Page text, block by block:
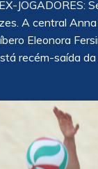
JOGADORES:
A central
Eleonora
recém-saída